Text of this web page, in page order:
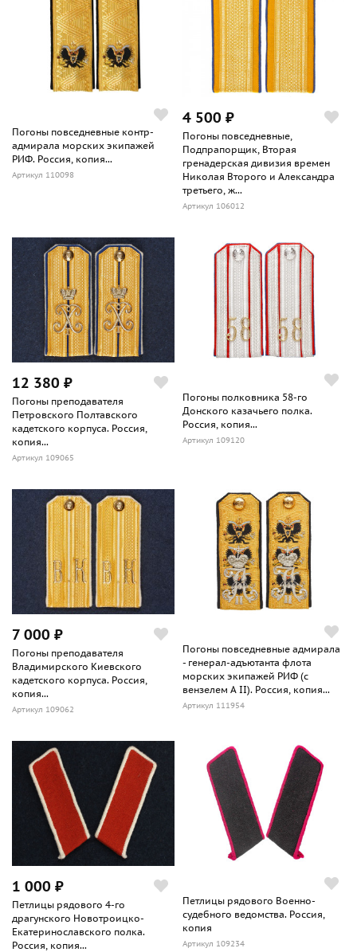
Погоны повседневные контр-
адмирала морских экипажей
РИФ. Россия, копия...
Артикул 110098
4 500 ₽
Погоны повседневные,
Подпрапорщик, Вторая
гренадерская дивизия времен
Николая Второго и Александра
третьего, ж...
Артикул 106012
12 380 ₽
Погоны преподавателя
Петровского Полтавского
кадетского корпуса. Россия,
копия...
Артикул 109065
Погоны полковника 58-го
Донского казачьего полка.
Россия, копия...
Артикул 109120
7 000 ₽
Погоны преподавателя
Владимирского Киевского
кадетского корпуса. Россия,
копия...
Артикул 109062
Погоны повседневные адмирала
- генерал-адъютанта флота
морских экипажей РИФ (с
вензелем А II). Россия, копия...
Артикул 111954
1 000 ₽
Петлицы рядового 4-го
драгунского Новотроицко-
Екатеринославского полка.
Россия, копия...
Петлицы рядового Военно-
судебного ведомства. Россия,
копия
Артикул 109234